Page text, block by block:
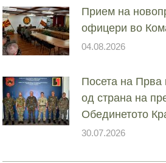
Прием на
офицери во
04.08.2026
Посета на Прва
од страна на
Обединетото
30.07.2026